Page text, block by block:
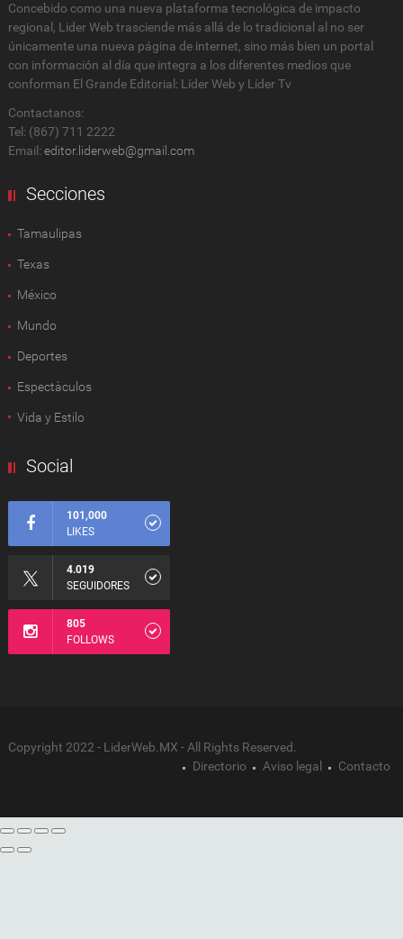
Concebido como una nueva plataforma tecnológica de impacto
regional, Lider Web trasciende más allá de lo tradicional al no ser
únicamente una nueva página de internet, sino más bien un portal
con información al día que integra a los diferentes medios que
conforman El Grande Editorial: Líder Web y Líder Tv
Contactanos:
Tel: (867) 711 2222
Email: editor.liderweb@gmail.com
Secciones
Tamaulipas
Texas
México
Mundo
Deportes
Espectàculos
Vida y Estilo
Social
101,000
LIKES
4.019
SEGUIDORES
805
FOLLOWS
Copyright 2022 - LiderWeb.MX - All Rights Reserved.
Directorio
Aviso legal Contacto